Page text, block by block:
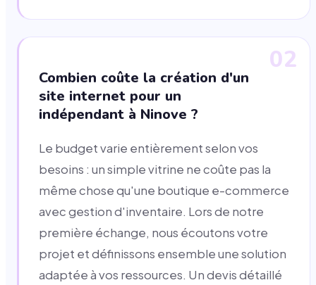
02
Combien coûte la création d'un
site internet pour un
indépendant à Ninove ?
Le budget varie entièrement selon vos
besoins : un simple vitrine ne coûte pas la
même chose qu'une boutique e-commerce
avec gestion d'inventaire. Lors de notre
première échange, nous écoutons votre
projet et définissons ensemble une solution
adaptée à vos ressources. Un devis détaillé